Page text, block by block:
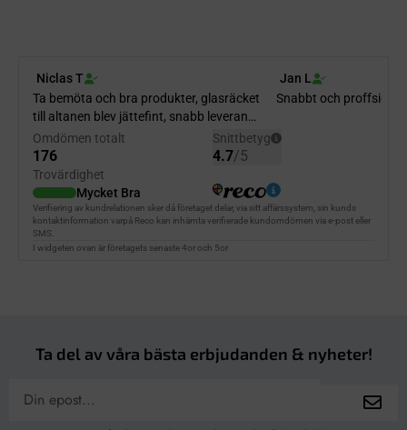
Ta del av våra bästa erbjudanden & nyheter!